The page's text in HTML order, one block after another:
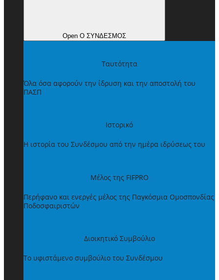
Open Ο ΣΥΝΔΕΣΜΟΣ
Ταυτότητα
Όλα όσα αφορούν την ίδρυση και την αποστολή του
ΠΑΣΠ
Ιστορικό
Η ιστορία του Συνδέσμου από την ημέρα ιδρύσεως του
Μέλος της FIFPRO
Περήφανο και ενεργές μέλος της Παγκόσμια Ομοσπονδίας
Ποδοσφαιριστών
Διοικητικό Συμβούλιο
Το υφιστάμενο συμβούλιο του Συνδέσμου